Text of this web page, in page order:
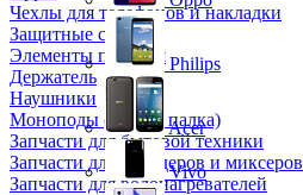
Чехлы для телефонов и накладки
Защитные стекла
Элементы питания
Держатель
Наушники
Моноподы (Селфи палка)
Запчасти для бытовой техники
Запчасти для блендеров и миксеров
Запчасти для водонагревателей
Philips
Acer
Vivo